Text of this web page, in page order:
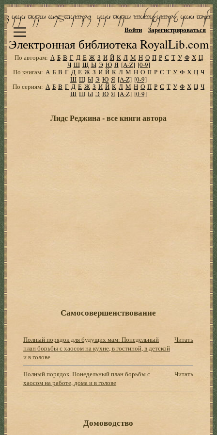
Электронная библиотека RoyalLib.com
Войти Зарегистрироваться
По авторам: А Б В Г Д Е Ж З И Й К Л М Н О П Р С Т У Ф Х Ц
Ч Ш Щ Ы Э Ю Я [A-Z] [0-9]
По книгам: А Б В Г Д Е Ж З И Й К Л М Н О П Р С Т У Ф Х Ц Ч
Ш Щ Ы Э Ю Я [A-Z] [0-9]
По сериям: А Б В Г Д Е Ж З И Й К Л М Н О П Р С Т У Ф Х Ц Ч
Ш Щ Ы Э Ю Я [A-Z] [0-9]
Лидс Реджина - все книги автора
Самосовершенствование
Полный порядок для будущих мам: Понедельный
план борьбы с хаосом на кухне, в гостиной, в детской
и в голове
Читать
Полный порядок. Понедельный план борьбы с
хаосом на работе, дома и в голове
Читать
Домоводство